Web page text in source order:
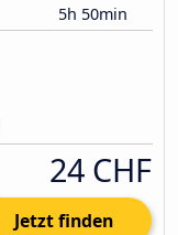
5h 50min
24 CHF
Jetzt finden